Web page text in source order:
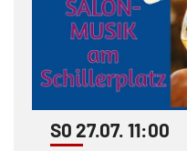
S0 27.07. 11:00